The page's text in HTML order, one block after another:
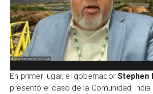
En primer lugar, el gobernadorStephen
presentó el caso de la Comunidad India